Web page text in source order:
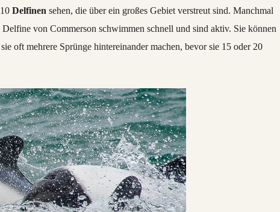
10Delfinen sehen, die über ein großes Gebiet verstreut sind. Manchmal
von Commerson schwimmen schnell und sind aktiv. Sie können
oft mehrere Sprünge hintereinander machen, bevor sie 15 oder 20